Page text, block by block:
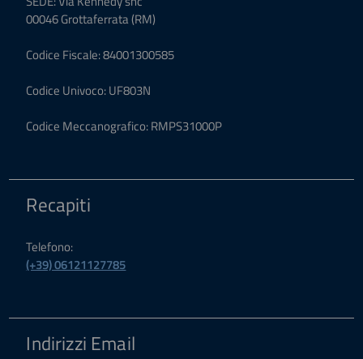
00046 Grottaferrata (RM)
Codice Fiscale: 84001300585
Codice Univoco: UF803N
Codice Meccanografico: RMPS31000P
Recapiti
Telefono:
(+39) 06121127785
Indirizzi Email